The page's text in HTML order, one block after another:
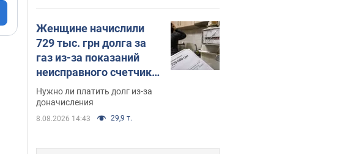
Женщине начислили
729 тыс. грн долга за
газ из-за показаний
неисправного счетчика:
судья вынес
неожиданное решение
Нужно ли платить долг из-за
доначисления
8.08.2026 14:43 29,9 т.